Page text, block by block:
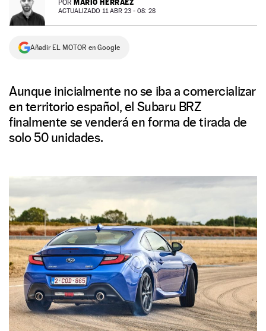
NEWSLETTER
SÍGUENOS
POR MARIO HERRÁEZ
ACTUALIZADO 11 ABR 23 - 08: 28
Añadir EL MOTOR en Google
Aunque inicialmente no se iba a comercializar
en territorio español, el Subaru BRZ
finalmente se venderá en forma de tirada de
solo 50 unidades.